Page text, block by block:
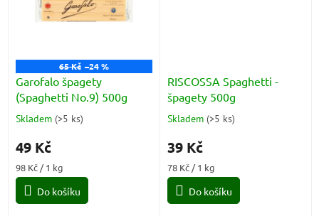
65 Kč –24 %
Garofalo špagety
(Spaghetti No.9) 500g
Průměrné
produktu
5,0
5
Skladem (>5 ks)
49 Kč
Měrná
cena:
98 Kč / 1 kg
Do košíku
RISCOSSA Spaghetti -
špagety 500g
Průměrné
produktu
5,0
5
Skladem (>5 ks)
39 Kč
Měrná
cena:
78 Kč / 1 kg
Do košíku